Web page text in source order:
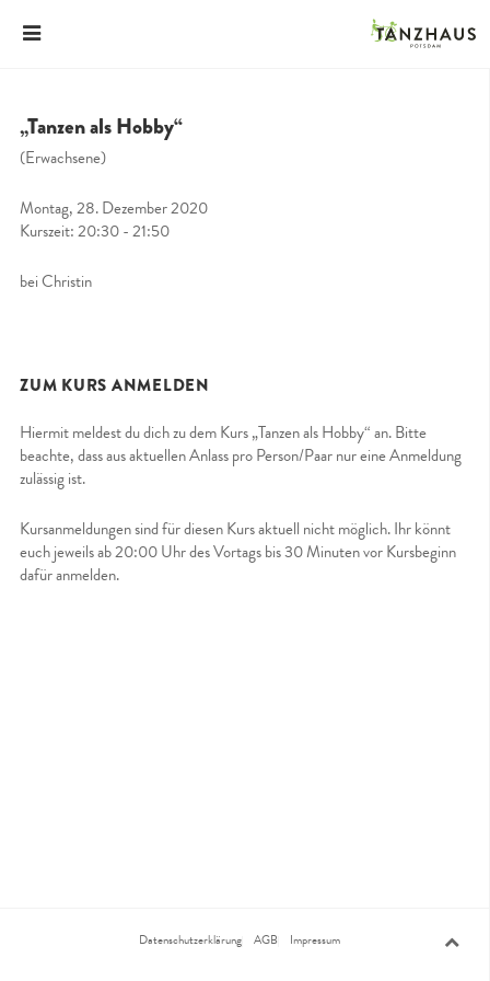
„Tanzen als Hobby“
(Erwachsene)
Montag, 28. Dezember 2020
Kurszeit: 20:30 - 21:50
bei Christin
ZUM KURS ANMELDEN
Hiermit meldest du dich zu dem Kurs „Tanzen als Hobby“ an. Bitte
beachte, dass aus aktuellen Anlass pro Person/Paar nur eine Anmeldung
zulässig ist.
Kursanmeldungen sind für diesen Kurs aktuell nicht möglich. Ihr könnt
euch jeweils ab 20:00 Uhr des Vortags bis 30 Minuten vor Kursbeginn
dafür anmelden.
Datenschutzerklärung AGB Impressum